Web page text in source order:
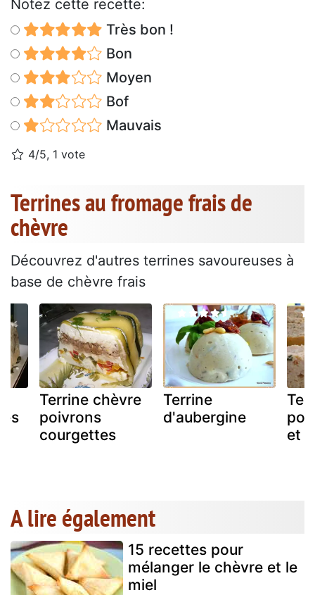
Notez cette recette:
Très bon !
Bon
Moyen
Bof
Mauvais
4/5, 1 vote
Terrines au fromage frais de
chèvre
Découvrez d'autres terrines savoureuses à
base de chèvre frais
Terrine chèvre
poivrons
courgettes
Terrine
d'aubergine
et
A lire également
15 recettes pour
mélanger le chèvre et le
miel